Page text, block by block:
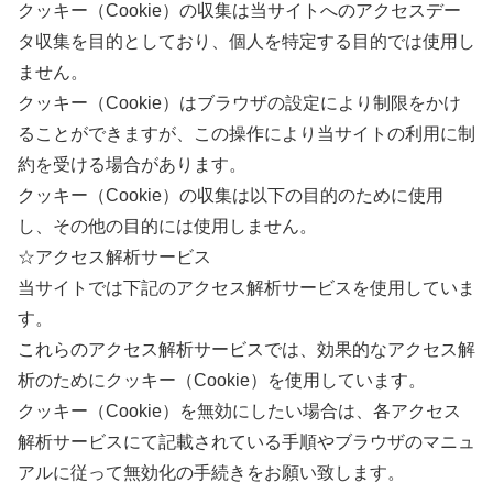
クッキー（Cookie）の収集は当サイトへのアクセスデー
タ収集を目的としており、個人を特定する目的では使用し
ません。
クッキー（Cookie）はブラウザの設定により制限をかけ
ることができますが、この操作により当サイトの利用に制
約を受ける場合があります。
クッキー（Cookie）の収集は以下の目的のために使用
し、その他の目的には使用しません。
☆アクセス解析サービス
当サイトでは下記のアクセス解析サービスを使用していま
す。
これらのアクセス解析サービスでは、効果的なアクセス解
析のためにクッキー（Cookie）を使用しています。
クッキー（Cookie）を無効にしたい場合は、各アクセス
解析サービスにて記載されている手順やブラウザのマニュ
アルに従って無効化の手続きをお願い致します。